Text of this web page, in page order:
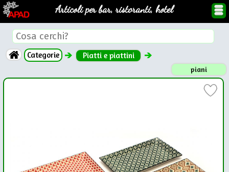
Articoli per bar, ristoranti, hotel
Categorie Piatti e piattini
piani